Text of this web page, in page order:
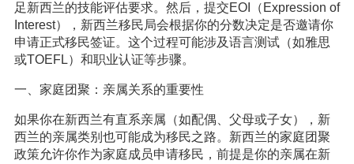
足新西兰的技能评估要求。然后，提交EOI（Expression of
Interest），新西兰移民局会根据你的分数决定是否邀请你
申请正式移民签证。这个过程可能涉及语言测试（如雅思
或TOEFL）和职业认证等步骤。
一、家庭团聚：亲属关系的重要性
如果你在新西兰有直系亲属（如配偶、父母或子女），新
西兰的亲属类别也可能成为移民之路。新西兰的家庭团聚
政策允许你作为家庭成员申请移民，前提是你的亲属在新